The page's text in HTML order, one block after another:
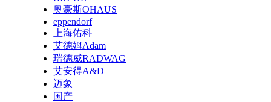
奥豪斯OHAUS
eppendorf
上海佑科
艾德姆Adam
瑞德威RADWAG
艾安得A&D
迈象
国产